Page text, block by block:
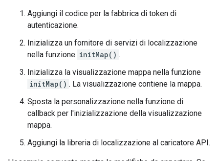
Aggiungi il codice per la fabbrica di token di
autenticazione.
Inizializza un fornitore di servizi di localizzazione
nella funzione initMap() .
Inizializza la visualizzazione mappa nella funzione
initMap() . La visualizzazione contiene la mappa.
Sposta la personalizzazione nella funzione di
callback per l'inizializzazione della visualizzazione
mappa.
Aggiungi la libreria di localizzazione al caricatore API.